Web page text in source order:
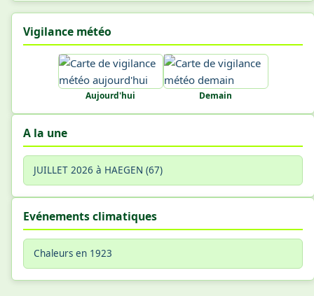
Vigilance météo
Aujourd'hui Demain
A la une
JUILLET 2026 à HAEGEN (67)
Evénements climatiques
Chaleurs en 1923